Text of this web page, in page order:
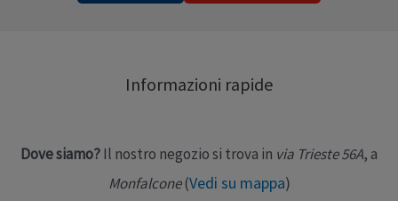
Informazioni rapide
Dove siamo?Il nostro negozio si trova in via Trieste 56A, a
Monfalcone(Vedi su mappa)